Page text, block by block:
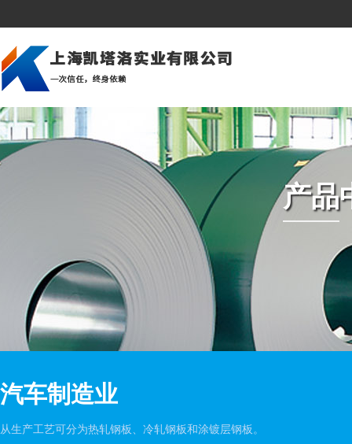
公司简介 企业文化
组织架构
建筑行业 造船行业
石油天然气
海上平台
汽车制造业
发电厂
美洲市场 亚洲市场
欧洲市场
产品
汽车制造业
从生产工艺可分为热轧钢板、冷轧钢板和涂镀层钢板。